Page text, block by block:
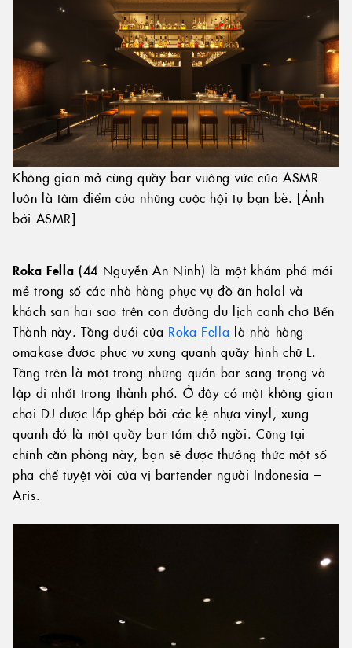
Không gian mở cùng quầy bar vuông vức của ASMR
luôn là tâm điểm của những cuộc hội tụ bạn bè. [Ảnh
bởi ASMR]
Roka Fella (44 Nguyễn An Ninh) là một khám phá mới
mẻ trong số các nhà hàng phục vụ đồ ăn halal và
khách sạn hai sao trên con đường du lịch cạnh chợ Bến
Thành này. Tầng dưới của Roka Fella là nhà hàng
omakase được phục vụ xung quanh quầy hình chữ L.
Tầng trên là một trong những quán bar sang trọng và
lập dị nhất trong thành phố. Ở đây có một không gian
chơi DJ được lắp ghép bởi các kệ nhựa vinyl, xung
quanh đó là một quầy bar tám chỗ ngồi. Cũng tại
chính căn phòng này, bạn sẽ được thưởng thức một số
pha chế tuyệt vời của vị bartender người Indonesia –
Aris.